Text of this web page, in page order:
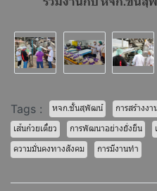
Tags : หจก.ชั้นสุพัฒน์ การสร้างงา
เส้นก๋วยเตี๋ยว การพัฒนาอย่างยั่งยืน
ความมั่นคงทางสังคม การมีงานทำ